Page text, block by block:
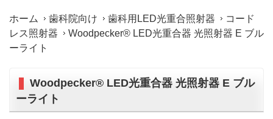
ホーム 歯科院向け 歯科用LED光重合照射器
コード
レス照射器
Woodpecker® LED光重合器 光照射器 E ブル
ーライト
Woodpecker® LED光重合器 光照射器 E ブル
ーライト